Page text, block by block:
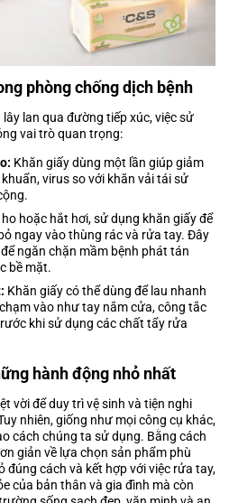
phòng chống dịch bệnh
lan qua đường tiếp xúc, việc sử
vai trò quan trọng:
Khăn giấy dùng một lần giúp giảm
virus so với khăn vải tái sử
ho hoặc hắt hơi, sử dụng khăn giấy để
ngay vào thùng rác và rửa tay. Đây
ngăn chặn mầm bệnh phát tán
bề mặt.
Khăn giấy có thể dùng để lau nhanh
vào như tay nắm cửa, công tắc
khi sử dụng các chất tẩy rửa
hành động nhỏ nhất
vời để duy trì vệ sinh và tiện nghi
nhiên, giống như mọi công cụ khác,
cách chúng ta sử dụng. Bằng cách
giản về lựa chọn sản phẩm phù
đúng cách và kết hợp với việc rửa tay,
của bản thân và gia đình mà còn